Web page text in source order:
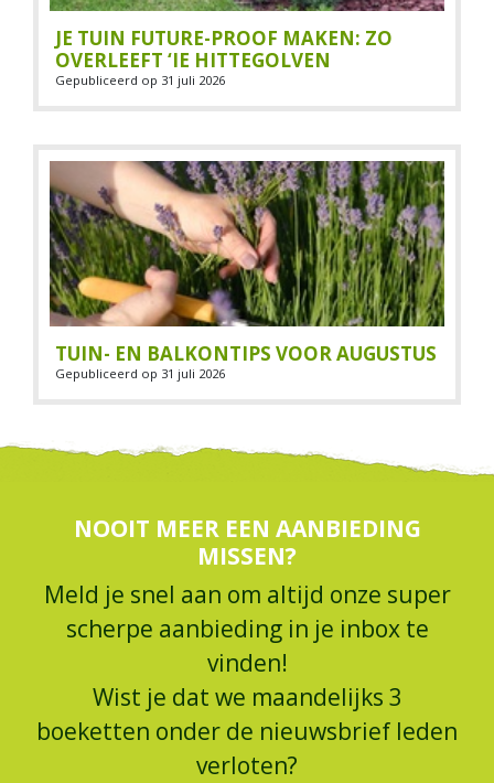
JE TUIN FUTURE-PROOF MAKEN: ZO
OVERLEEFT ‘IE HITTEGOLVEN
Gepubliceerd op 31 juli 2026
TUIN- EN BALKONTIPS VOOR AUGUSTUS
Gepubliceerd op 31 juli 2026
NOOIT MEER EEN AANBIEDING
MISSEN?
Meld je snel aan om altijd onze super
scherpe aanbieding in je inbox te
vinden!
Wist je dat we maandelijks 3
boeketten onder de nieuwsbrief leden
verloten?